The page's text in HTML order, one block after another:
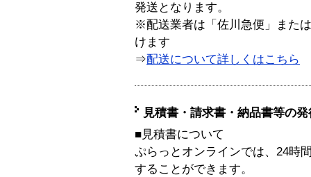
発送となります。
※配送業者は「佐川急便」また
けます
⇒配送について詳しくはこちら
見積書・請求書・納品書等の
■見積書について
ぷらっとオンラインでは、24時
することができます。